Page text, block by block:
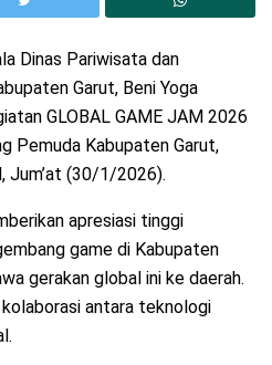
Dinas Pariwisata dan
Garut, Beni Yoga
GLOBAL GAME JAM 2026
Pemuda Kabupaten Garut,
Jum’at (30/1/2026).
apresiasi tinggi
game di Kabupaten
gerakan global ini ke daerah.
antara teknologi